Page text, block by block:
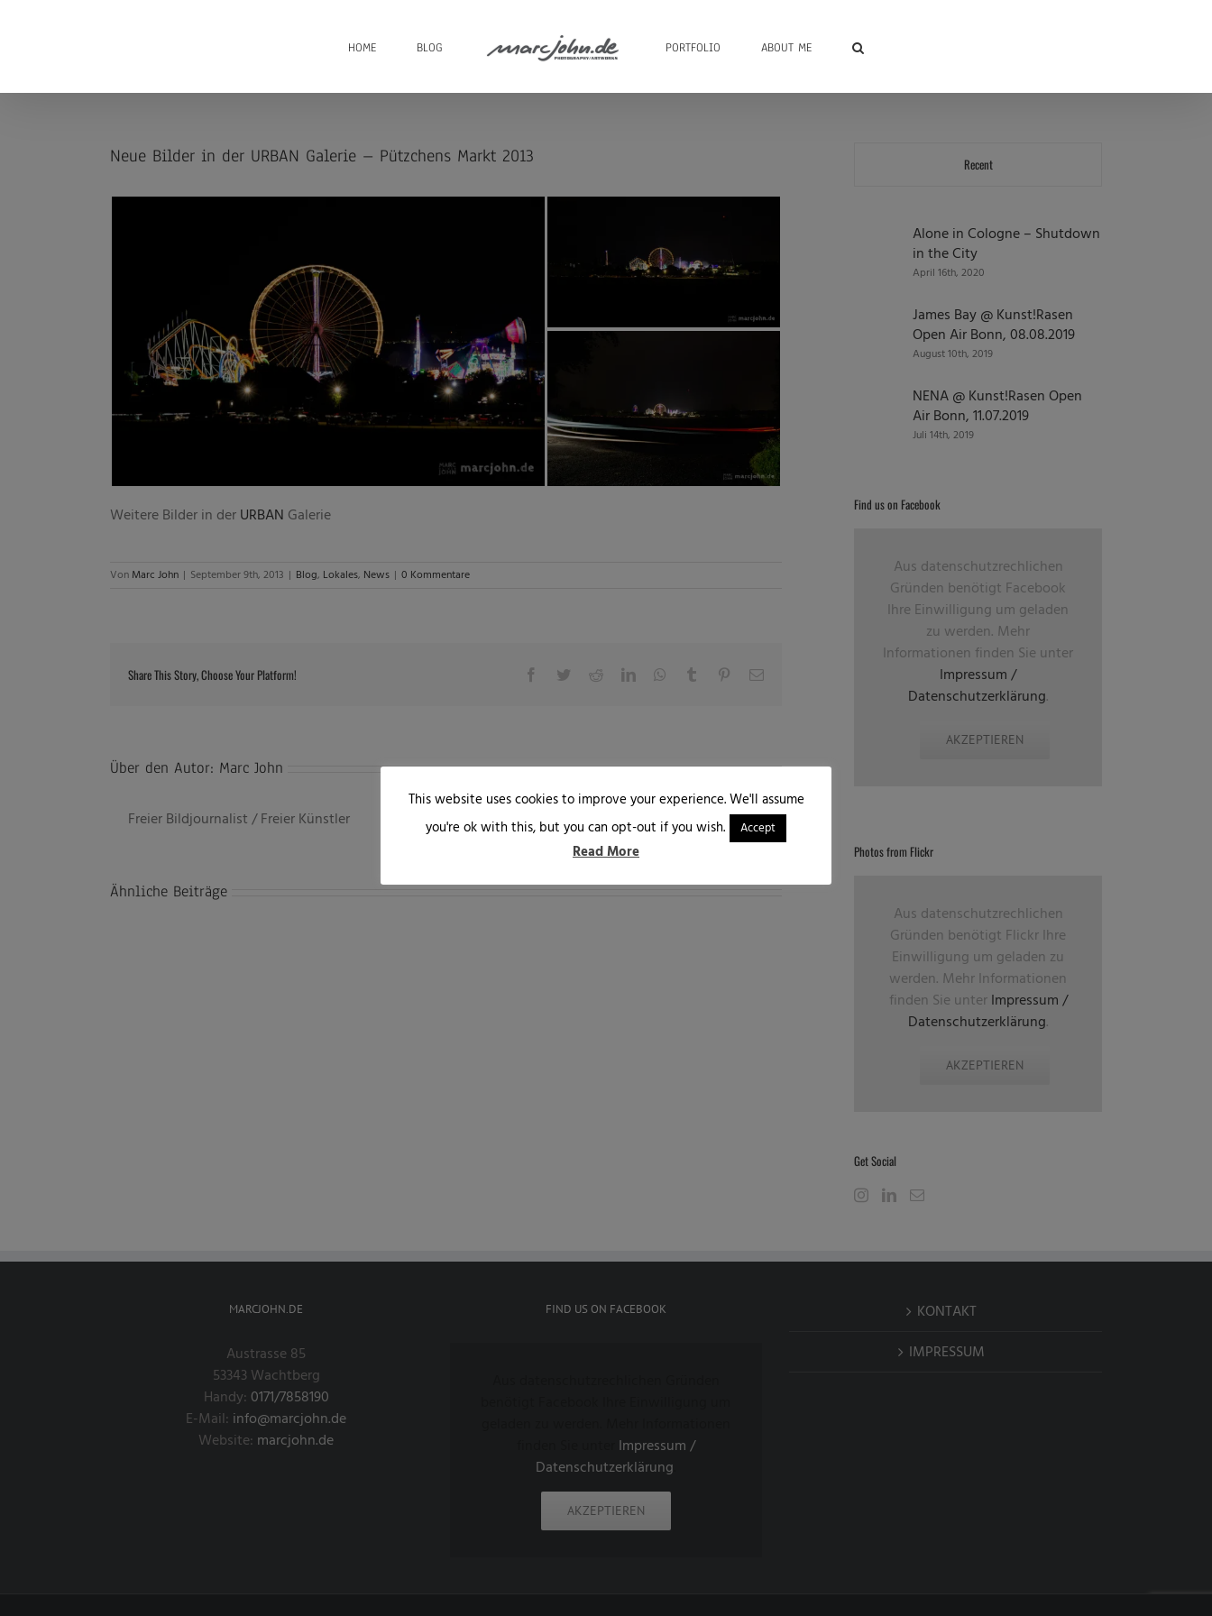
HOME BLOG PORTFOLIO ABOUT ME
Neue Bilder in der URBAN Galerie – Pützchens Markt 2013
Weitere Bilder in der URBAN Galerie
Von Marc John | September 9th, 2013 | Blog, Lokales, News | 0 Kommentare
Share This Story, Choose Your Platform! Facebook
TwitterRedditLinkedInWhatsApp
Tumblr Pinterest
E-
Über den Autor: Marc John
Freier Bildjournalist / Freier Künstler
Ähnliche Beiträge
Recent
Alone in Cologne – Shutdown
in the City
April 16th, 2020
James Bay @ Kunst!Rasen
Open Air Bonn, 08.08.2019
August 10th, 2019
NENA @ Kunst!Rasen Open
Air Bonn, 11.07.2019
Juli 14th, 2019
Find us on Facebook
Aus datenschutzrechlichen
Gründen benötigt Facebook
Ihre Einwilligung um geladen
zu werden. Mehr
Informationen finden Sie unter
Impressum /
Datenschutzerklärung.
AKZEPTIEREN
Photos from Flickr
Aus datenschutzrechlichen
Gründen benötigt Flickr Ihre
Einwilligung um geladen zu
werden. Mehr Informationen
finden Sie unter Impressum /
Datenschutzerklärung.
AKZEPTIEREN
Get Social
MARCJOHN.DE
Austrasse 85
53343 Wachtberg
Handy: 0171/7858190
E-Mail: info@marcjohn.de
Website: marcjohn.de
FIND US ON FACEBOOK
Impressum /
Datenschutzerklärung
AKZEPTIEREN
KONTAKT
IMPRESSUM
This website uses cookies to improve your experience. We'll assume
you're ok with this, but you can opt-out if you wish.
Accept
Read More